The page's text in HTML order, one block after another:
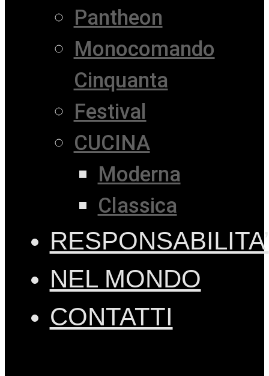
Pantheon
Monocomando
Cinquanta
Festival
CUCINA
Moderna
Classica
RESPONSABILITA’
NEL MONDO
CONTATTI